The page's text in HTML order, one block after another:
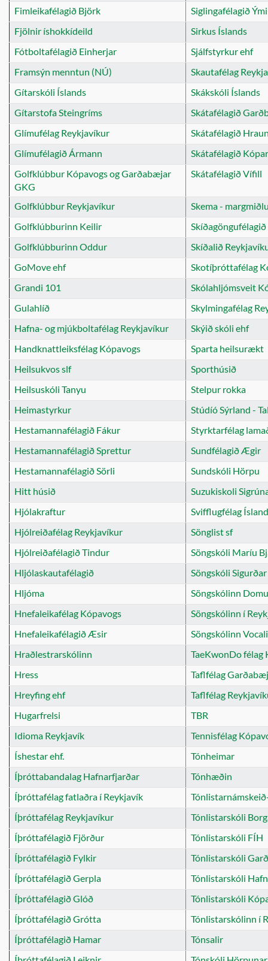
Fimleikafélagið Björk
Siglingafélagið
Fjölnir íshokkídeild
Sirkus Íslands
Fótboltafélagið Einherjar
Sjálfstyrkur ehf
Framsýn menntun (NÚ)
Skautafélag
Gítarskóli Íslands
Skákskóli Íslands
Gítarstofa Steingríms
Skátafélagið
Glímufélag Reykjavíkur
Skátafélagið
Glímufélagið Ármann
Skátafélagið Kópar
Golfklúbbur Kópavogs og Garðabæjar
GKG
Skátafélagið Vífill
Golfklúbbur Reykjavíkur
Skema -
Golfklúbburinn Keilir
Golfklúbburinn Oddur
Skíðalið
GoMove ehf
Skotíþróttafélag
Grandi 101
Skólahljómsveit
Gulahlíð
Skylmingafélag
Hafna- og mjúkboltafélag Reykjavíkur
Skýið skóli ehf
Handknattleiksfélag Kópavogs
Sparta heilsurækt
Heilsukvos slf
Sporthúsið
Heilsuskóli Tanyu
Stelpur rokka
Heimastyrkur
Stúdíó Sýrland -
Hestamannafélagið Fákur
Styrktarfélag
Hestamannafélagið Sprettur
Sundfélagið Ægir
Hestamannafélagið Sörli
Sundskóli Hörpu
Hitt húsið
Suzukiskoli
Hjólakraftur
Svifflugfélag
Hjólreiðafélag Reykjavíkur
Sönglist sf
Hjólreiðafélagið Tindur
Söngskóli Maríu
Hljólaskautafélagið
Söngskóli
Hljóma
Söngskólinn
Hnefaleikafélag Kópavogs
Söngskólinn í
Hnefaleikafélagið Æsir
Söngskólinn
Hraðlestrarskólinn
TaeKwonDo félag
Hress
Taflfélag
Hreyfing ehf
Taflfélag
Hugarfrelsi
TBR
Idioma Reykjavík
Tennisfélag
Íshestar ehf.
Tónheimar
Íþróttabandalag Hafnarfjarðar
Tónhæðin
Íþróttafélag fatlaðra í Reykjavík
Íþróttafélag Reykjavíkur
Tónlistarskóli
Íþróttafélagið Fjörður
Tónlistarskóli FÍH
Íþróttafélagið Fylkir
Tónlistarskóli
Íþróttafélagið Gerpla
Tónlistarskóli
Íþróttafélagið Glóð
Tónlistarskóli
Íþróttafélagið Grótta
Tónlistarskólinn í
Íþróttafélagið Hamar
Tónsalir